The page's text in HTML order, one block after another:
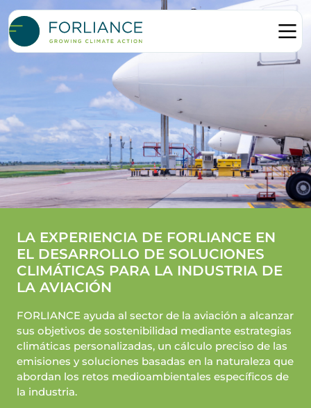
LA EXPERIENCIA DE FORLIANCE EN
EL DESARROLLO DE SOLUCIONES
CLIMÁTICAS PARA LA INDUSTRIA DE
LA AVIACIÓN
FORLIANCE ayuda al sector de la aviación a alcanzar
sus objetivos de sostenibilidad mediante estrategias
climáticas personalizadas, un cálculo preciso de las
emisiones y soluciones basadas en la naturaleza que
abordan los retos medioambientales específicos de
la industria.